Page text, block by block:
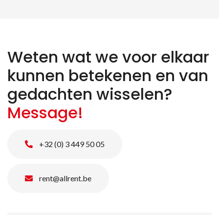
Weten wat we voor elkaar
kunnen betekenen en van
gedachten wisselen?
Message!
+32 (0) 3 449 50 05
rent@allrent.be